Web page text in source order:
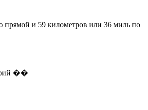
прямой и 59 километров или 36 миль по
��